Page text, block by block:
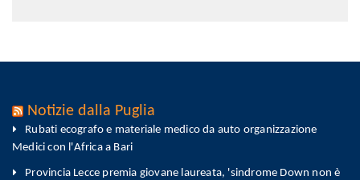
Notizie dalla Puglia
Rubati ecografo e materiale medico da auto organizzazione
Medici con l'Africa a Bari
Provincia Lecce premia giovane laureata, 'sindrome Down non è